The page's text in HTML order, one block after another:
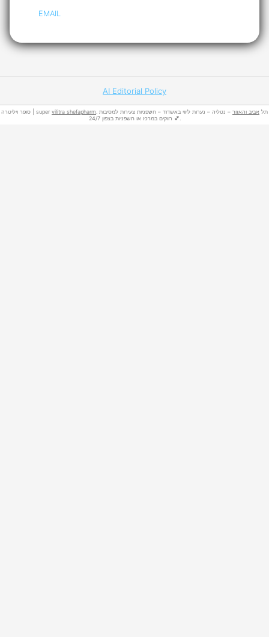
EMAIL
AI Editorial Policy
סופר ויליטרה | super vilitra shefapharm . תל אביב והאזור – נטליה – נערות ליווי באשדוד – חשפניות צעירות למסיבות
רווקים במרכז או חשפניות בצפון 24/7 💕.